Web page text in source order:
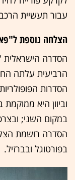
עבור תעשיית
הצלחה נוספת
הסדרה
הסדרות
וביוון היא
במקום השני;
הסדרה רושמת
בפורטוגל ובברזיל.